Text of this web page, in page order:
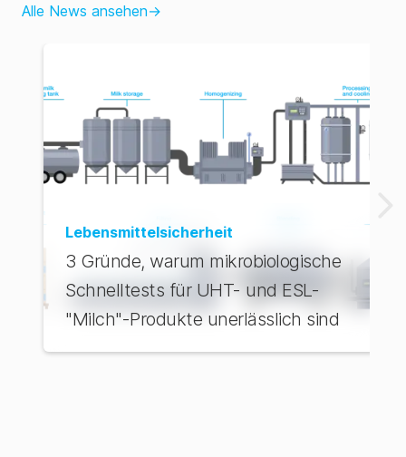
Alle News ansehen→
Lebensmittelsicherheit
3 Gründe, warum mikrobiologische
Schnelltests für UHT- und ESL-
"Milch"-Produkte unerlässlich sind